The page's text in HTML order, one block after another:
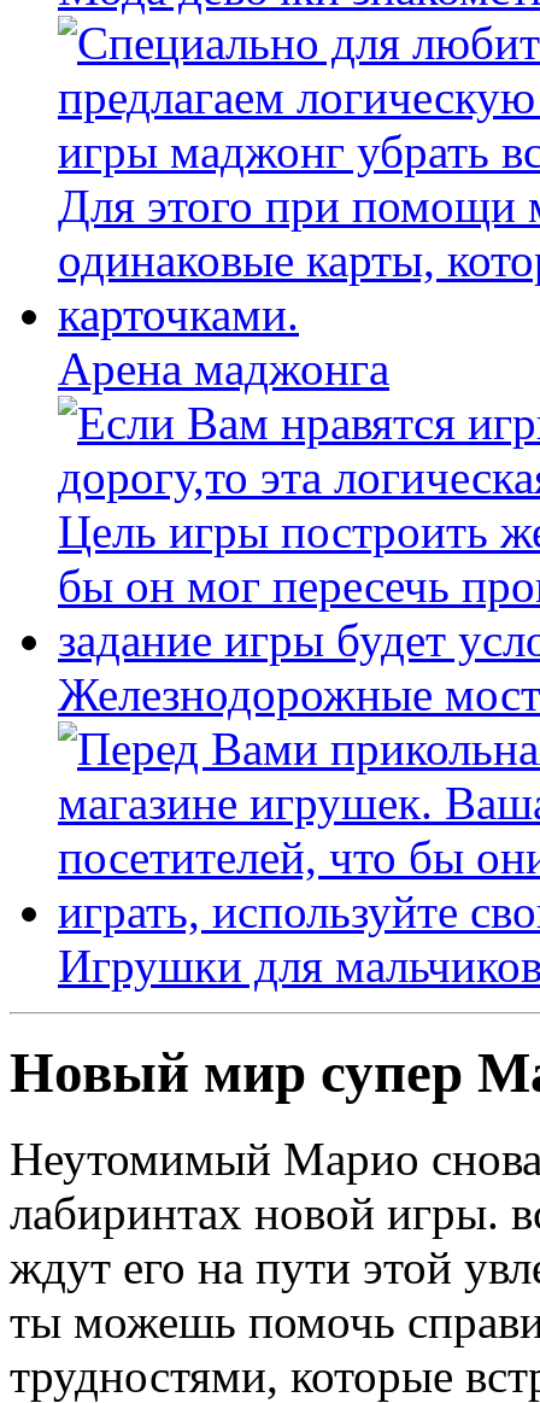
Арена маджонга
Железнодорожные
Игрушки для
Новый мир супер
Неутомимый Марио
лабиринтах новой игры.
ждут его на пути этой
ты можешь помочь
трудностями, которые